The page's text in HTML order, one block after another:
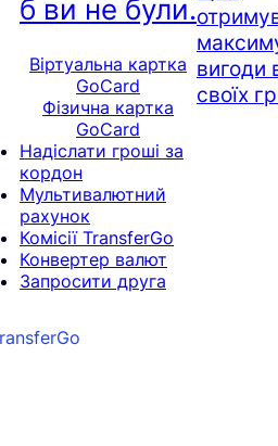
б ви не були.
Віртуальна картка
GoCard
Фізична картка
GoCard
Надіслати гроші за
кордон
Мультивалютний
рахунок
Комісії TransferGo
Конвертер валют
Запросити друга
вигоди
своїх